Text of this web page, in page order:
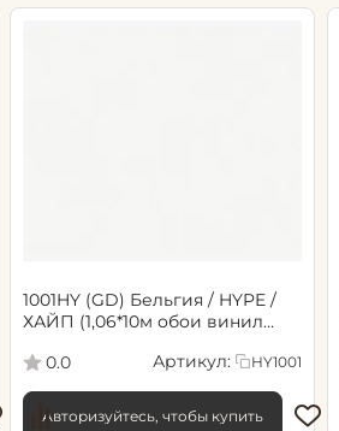
1001HY (GD) Бельгия / HYPE /
ХАЙП (1,06*10м обои винил
0.0
Артикул: HY1001
Авторизуйтесь, чтобы купить